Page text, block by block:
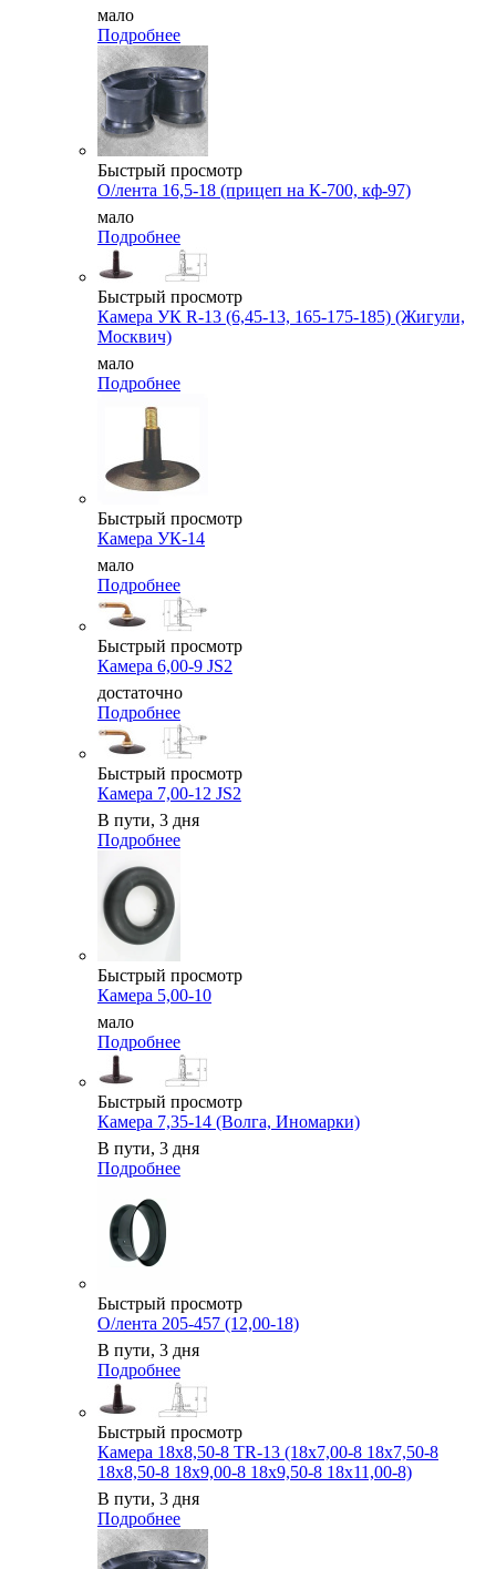
мало
Подробнее
Быстрый просмотр
О/лента 16,5-18 (прицеп на К-700, кф-97)
мало
Подробнее
Быстрый просмотр
Камера УК R-13 (6,45-13, 165-175-185) (Жигули,
Москвич)
мало
Подробнее
Быстрый просмотр
Камера УК-14
мало
Подробнее
Быстрый просмотр
Камера 6,00-9 JS2
достаточно
Подробнее
Быстрый просмотр
Камера 7,00-12 JS2
В пути, 3 дня
Подробнее
Быстрый просмотр
Камера 5,00-10
мало
Подробнее
Быстрый просмотр
Камера 7,35-14 (Волга, Иномарки)
В пути, 3 дня
Подробнее
Быстрый просмотр
О/лента 205-457 (12,00-18)
В пути, 3 дня
Подробнее
Быстрый просмотр
Камера 18x8,50-8 TR-13 (18x7,00-8 18x7,50-8
18x8,50-8 18x9,00-8 18x9,50-8 18x11,00-8)
В пути, 3 дня
Подробнее